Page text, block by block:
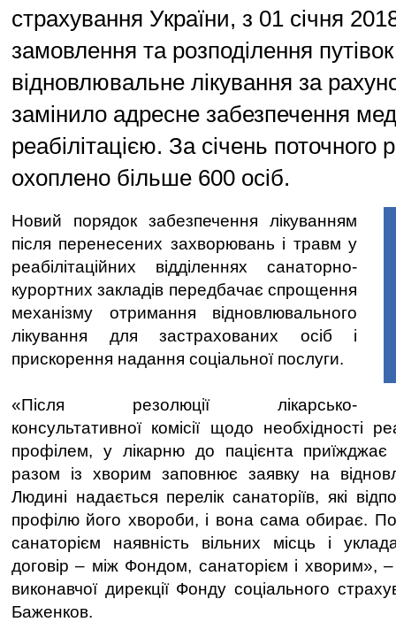
страхування України, з 01 січня
замовлення та розподілення
відновлювальне лікування за
замінило адресне забезпечення
реабілітацією. За січень поточного
охоплено більше 600 осіб.
Новий порядок забезпечення лікуванням
після перенесених захворювань і травм у
реабілітаційних відділеннях санаторно-
курортних закладів передбачає спрощення
механізму отримання відновлювального
лікування для застрахованих осіб і
прискорення надання соціальної послуги.
«Після резолюції лікарсько-
консультативної комісії щодо необхідності
профілем, у лікарню до пацієнта
разом із хворим заповнює заявку на
Людині надається перелік санаторіїв, які
профілю його хвороби, і вона сама обирає.
санаторієм наявність вільних місць і
договір – між Фондом, санаторієм і хворим»,
виконавчої дирекції Фонду соціального
Баженков.